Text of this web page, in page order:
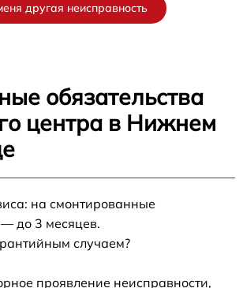
другая неисправность
обязательства
центра в Нижнем
на смонтированные
до 3 месяцев.
случаем?
проявление неисправности,